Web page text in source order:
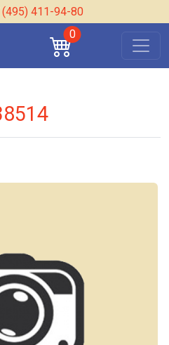
(495) 411-94-80
0